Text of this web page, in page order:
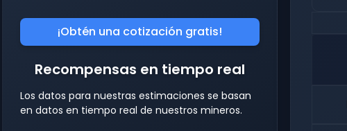
¡Obtén una cotización gratis!
Recompensas en tiempo real
Los datos para nuestras estimaciones se basan
en datos en tiempo real de nuestros mineros.